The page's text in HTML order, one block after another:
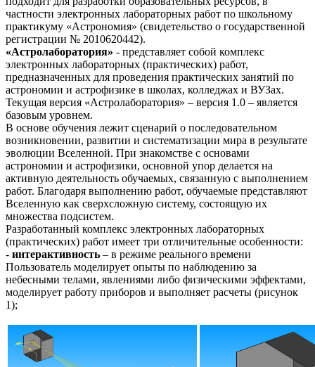
частности электронных лабораторных работ по школьному
практикуму «Астрономия» (свидетельство о государственной
регистрации № 2010620442).
«Астролаборатория» - представляет собой комплекс
электронных лабораторных (практических) работ,
предназначенных для проведения практических занятий по
астрономии и астрофизике в школах, колледжах и ВУЗах.
Текущая версия «Астролаборатория» – версия 1.0 – является
базовым уровнем.
В основе обучения лежит сценарий о последовательном
возникновении, развитии и систематизации мира в результате
эволюции Вселенной. При знакомстве с основами
астрономии и астрофизики, основной упор делается на
активную деятельность обучаемых, связанную с выполнением
работ. Благодаря выполнению работ, обучаемые представляют
Вселенную как сверхсложную систему, состоящую их
множества подсистем.
Разработанный комплекс электронных лабораторных
(практических) работ имеет три отличительные особенности:
- интерактивность – в режиме реального времени
Пользователь моделирует опыты по наблюдению за
небесными телами, явлениями либо физическими эффектами,
моделирует работу приборов и выполняет расчеты (рисунок
1);